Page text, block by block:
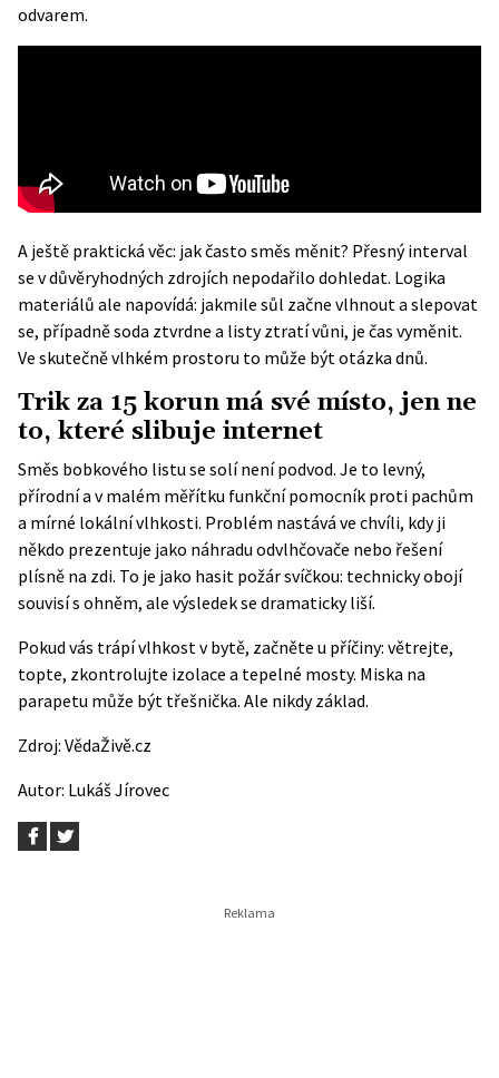
odvarem.
A ještě praktická věc: jak často směs měnit? Přesný interval
se v důvěryhodných zdrojích nepodařilo dohledat. Logika
materiálů ale napovídá: jakmile sůl začne vlhnout a slepovat
se, případně soda ztvrdne a listy ztratí vůni, je čas vyměnit.
Ve skutečně vlhkém prostoru to může být otázka dnů.
Trik za 15 korun má své místo, jen ne
to, které slibuje internet
Směs bobkového listu se solí není podvod. Je to levný,
přírodní a v malém měřítku funkční pomocník proti pachům
a mírné lokální vlhkosti. Problém nastává ve chvíli, kdy ji
někdo prezentuje jako náhradu odvlhčovače nebo řešení
plísně na zdi. To je jako hasit požár svíčkou: technicky obojí
souvisí s ohněm, ale výsledek se dramaticky liší.
Pokud vás trápí vlhkost v bytě, začněte u příčiny: větrejte,
topte, zkontrolujte izolace a tepelné mosty. Miska na
parapetu může být třešnička. Ale nikdy základ.
Zdroj: VědaŽivě.cz
Autor: Lukáš Jírovec